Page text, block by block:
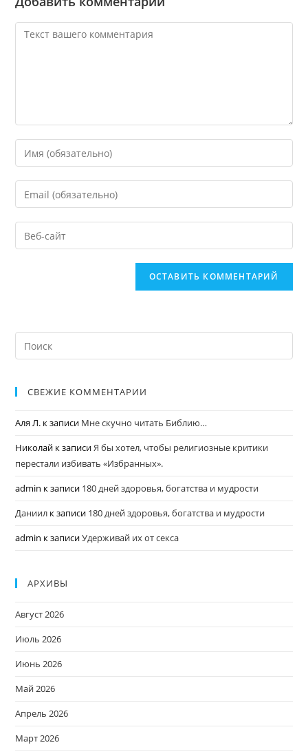
СВЕЖИЕ КОММЕНТАРИИ
Аля Л. к записи Мне скучно читать Библию…
Николай к записиЯ бы хотел, чтобы религиозные критики
перестали избивать «Избранных».
admin к записи 180 дней здоровья, богатства и мудрости
Даниил к записи 180 дней здоровья, богатства и мудрости
admin к записиУдерживай их от секса
АРХИВЫ
Август 2026
Июль 2026
Июнь 2026
Май 2026
Апрель 2026
Март 2026